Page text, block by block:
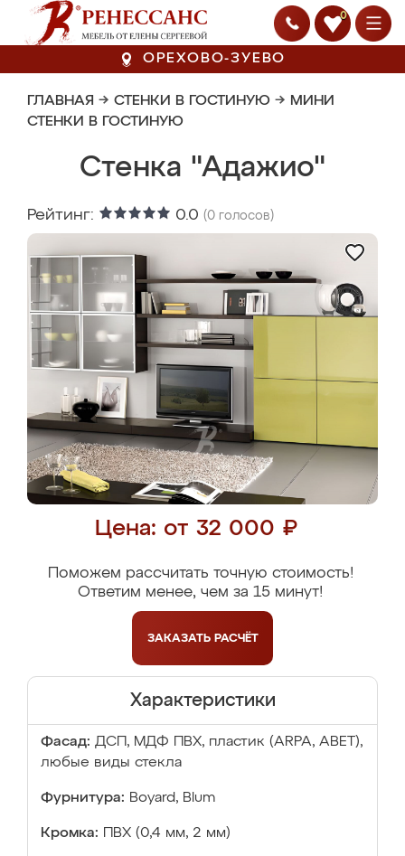
0
ОРЕХОВО-ЗУЕВО
ГЛАВНАЯ → СТЕНКИ В ГОСТИНУЮ → МИНИ
СТЕНКИ В ГОСТИНУЮ
Стенка "Адажио"
Рейтинг: 0.0 (0 голосов)
Цена: от 32 000 ₽
Поможем рассчитать точную стоимость!
Ответим менее, чем за 15 минут!
ЗАКАЗАТЬ РАСЧЁТ
Характеристики
Фасад: ДСП, МДФ ПВХ, пластик (ARPA, ABET),
любые виды стекла
Фурнитура: Boyard, Blum
Кромка: ПВХ (0,4 мм, 2 мм)